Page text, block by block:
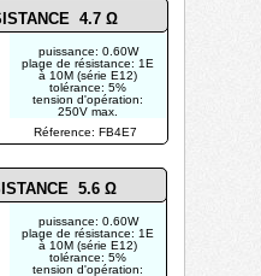
puissance: 0.60W
plage de résistance: 1E
à 10M (série E12)
tolérance: 5%
tension d'opération:
250V max.
Réference: FB4E7
4.7 Ω
5.6 Ω
puissance: 0.60W
plage de résistance: 1E
à 10M (série E12)
tolérance: 5%
tension d'opération: